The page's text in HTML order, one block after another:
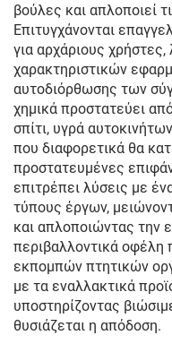
βούλες και απλοποιεί
Επιτυγχάνονται
για αρχάριους
χαρακτηριστικών
αυτοδιόρθωσης των
χημικά προστατεύει
σπίτι, υγρά
που διαφορετικά θα
προστατευμένες
επιτρέπει λύσεις με
τύπους έργων,
και απλοποιώντας την
περιβαλλοντικά οφέλη
εκπομπών πτητικών
με τα εναλλακτικά
υποστηρίζοντας
θυσιάζεται η απόδοση.